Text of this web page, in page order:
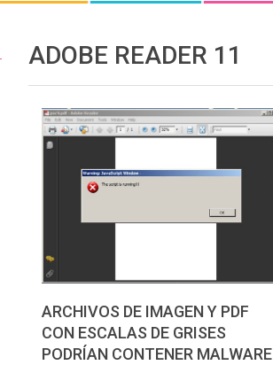
ADOBE READER 11
ARCHIVOS DE IMAGEN Y PDF
CON ESCALAS DE GRISES
PODRÍAN CONTENER MALWARE